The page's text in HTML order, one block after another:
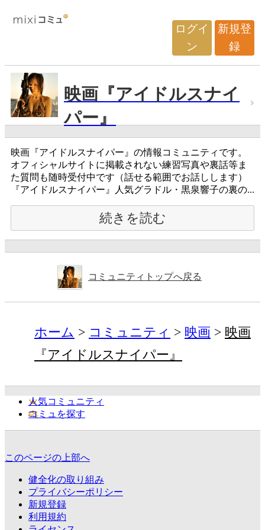
ログイ
ン
新規登
録
映画『アイドルスナイ
パー』
映画『アイドルスナイパー』の情報コミュニティです。
オフィシャルサイトに掲載されない練習写真や裏話等ま
た質問も随時受付中です（話せる範囲でお話しします）
『アイドルスナイパー』人気グラドル・黒泉響子の裏の...
続きを読む
コミュニティトップへ戻る
ホーム コミュニティ 映画
映画
『アイドルスナイパー』
人気コミュニティ
コミュを探す
このページの上部へ
健全化の取り組み
プライバシーポリシー
新規登録
利用規約